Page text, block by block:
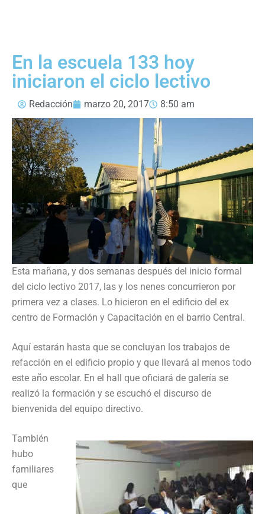
En la escuela 133 hoy
iniciaron el ciclo lectivo
Redacción marzo 20, 2017 8:50 am
Esta mañana, y dos semanas después del inicio formal
del ciclo lectivo 2017, las y los nenes concurrieron por
primera vez a clases. Lo hicieron en el edificio del ex
centro de Formación y Capacitación en el barrio Central.
Aquí estarán hasta que se concluyan los trabajos de
refacción en el edificio propio y que llevará al menos todo
este año escolar. En el hall que oficiará de galería se
realizó la formación y se escuchó el discurso de
bienvenida del equipo directivo.
También
hubo
familiares
que